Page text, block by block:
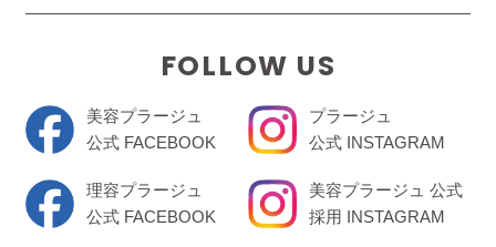
FOLLOW US
美容プラージュ
公式 FACEBOOK
理容プラージュ
公式 FACEBOOK
プラージュ
公式 INSTAGRAM
美容プラージュ 公式
採用 INSTAGRAM